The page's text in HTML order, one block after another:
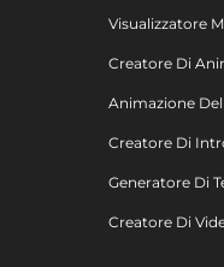
Visualizzatore
Creatore Di
Animazione
Creatore Di
Generatore Di
Creatore Di